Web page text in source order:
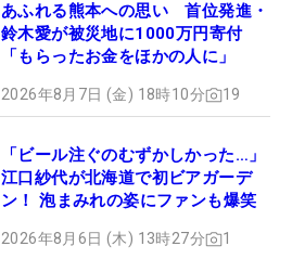
あふれる熊本への思い 首位発進・
鈴木愛が被災地に1000万円寄付
「もらったお金をほかの人に」
2026年8月7日 (金) 18時10分 19
「ビール注ぐのむずかしかった…」
江口紗代が北海道で初ビアガーデ
ン！ 泡まみれの姿にファンも爆笑
2026年8月6日 (木) 13時27分 1